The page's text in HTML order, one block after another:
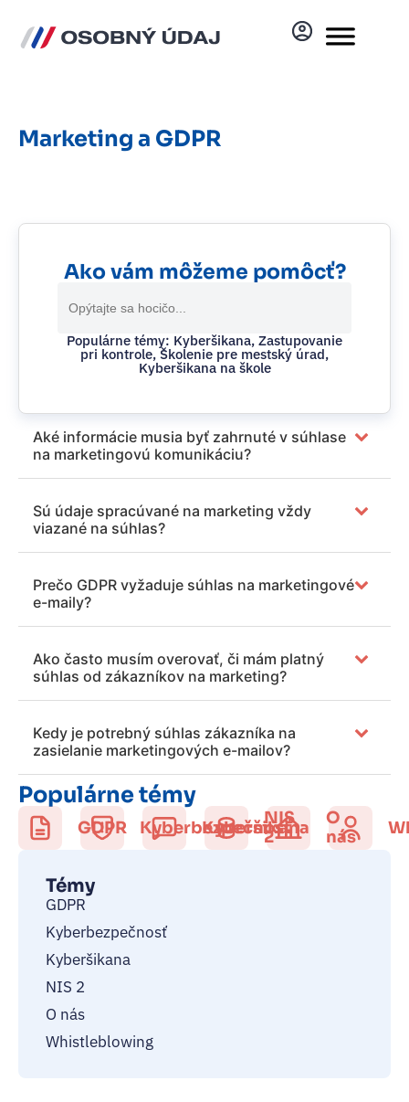
Marketing a GDPR
Ako vám môžeme pomôcť?
for:
Populárne témy: Kyberšikana, Zastupovanie
pri kontrole, Školenie pre mestský úrad,
Kyberšikana na škole
Aké informácie musia byť zahrnuté v súhlase
na marketingovú komunikáciu?
Sú údaje spracúvané na marketing vždy
viazané na súhlas?
Prečo GDPR vyžaduje súhlas na marketingové
e-maily?
Ako často musím overovať, či mám platný
súhlas od zákazníkov na marketing?
Kedy je potrebný súhlas zákazníka na
zasielanie marketingových e-mailov?
Populárne témy
GDPR Kyberbezpečnosť
Kyberšikana
NIS
2
O
nás
Témy
GDPR
Kyberbezpečnosť
Kyberšikana
NIS 2
O nás
Whistleblowing